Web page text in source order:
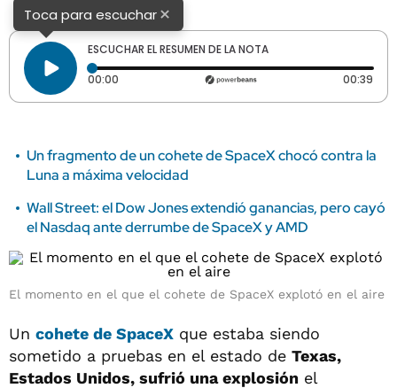
Toca para escuchar×
ESCUCHAR EL RESUMEN DE LA NOTA
00:00 Tiempo transcurrido: 0 segundos 00:39
Un fragmento de un cohete de SpaceX chocó contra la
Luna a máxima velocidad
Wall Street: el Dow Jones extendió ganancias, pero cayó
el Nasdaq ante derrumbe de SpaceX y AMD
El momento en el que el cohete de SpaceX explotó en el aire
Un cohete de SpaceX que estaba siendo
sometido a pruebas en el estado de Texas,
Estados Unidos, sufrió una explosión el